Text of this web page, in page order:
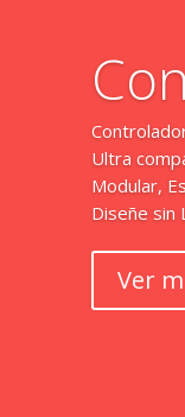
Ultra
Modular,
Diseñe sin
Ver